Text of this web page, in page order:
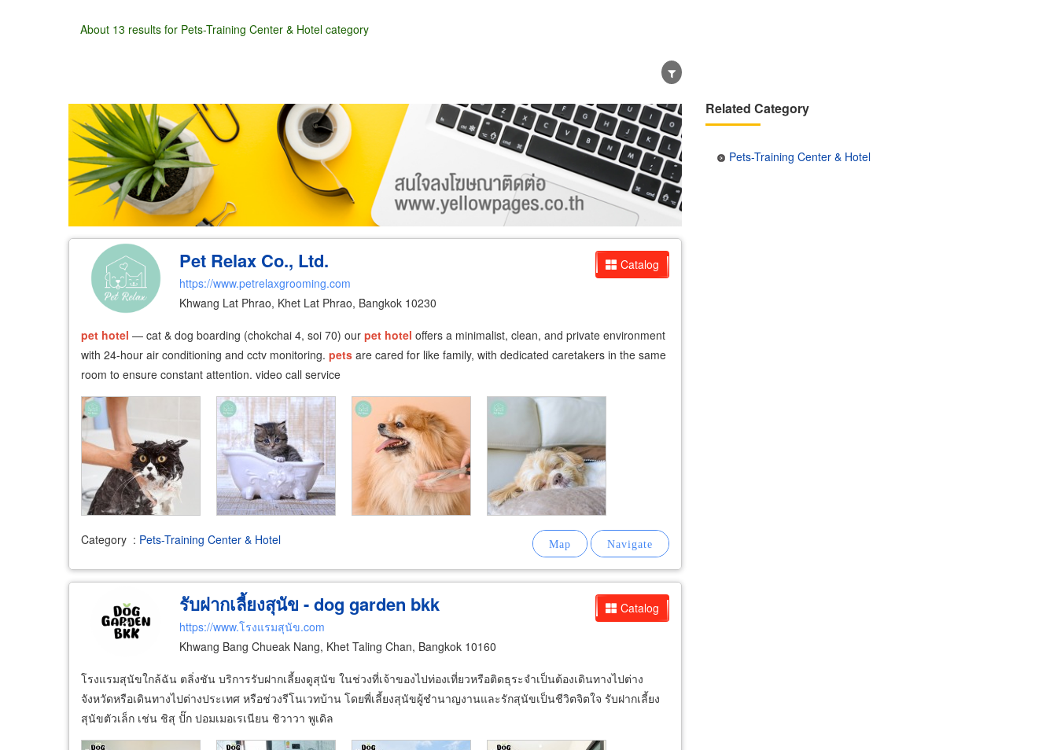
About 13 results for Pets-Training Center & Hotel category
Wholesale Retail Manufacturer Dealer Exporter/Importer Service Business
Catalog
Pet Relax Co., Ltd.
https://www.petrelaxgrooming.com
Khwang Lat Phrao, Khet Lat Phrao, Bangkok 10230
pet hotel — cat & dog boarding (chokchai 4, soi 70) our pet hotel offers a minimalist, clean, and private environment
with 24-hour air conditioning and cctv monitoring. pets are cared for like family, with dedicated caretakers in the same
room to ensure constant attention. video call service
Category : Pets-Training Center & Hotel
Catalog
รับฝากเลี้ยงสุนัข - dog garden bkk
https://www.โรงแรมสุนัข.com
Khwang Bang Chueak Nang, Khet Taling Chan, Bangkok 10160
โรงแรมสุนัขใกล้ฉัน ตลิ่งชัน บริการรับฝากเลี้ยงดูสุนัข ในช่วงที่เจ้าของไปท่องเที่ยวหรือติดธุระจำเป็นต้องเดินทางไปต่าง
จังหวัดหรือเดินทางไปต่างประเทศ หรือช่วงรีโนเวทบ้าน โดยพี่เลี้ยงสุนัขผู้ชำนาญงานและรักสุนัขเป็นชีวิตจิตใจ รับฝากเลี้ยง
สุนัขตัวเล็ก เช่น ชิสุ ปั๊ก ปอมเมอเรเนียน ชิวาวา พูเดิล
Related Category
Pets-Training Center & Hotel